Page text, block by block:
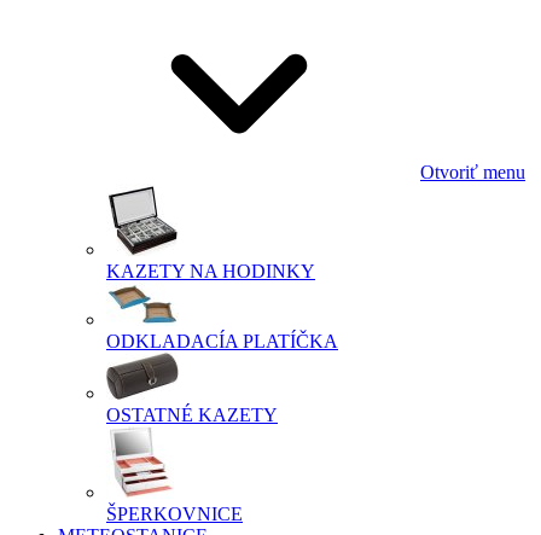
Otvoriť menu
KAZETY NA HODINKY
ODKLADACÍA PLATÍČKA
OSTATNÉ KAZETY
ŠPERKOVNICE